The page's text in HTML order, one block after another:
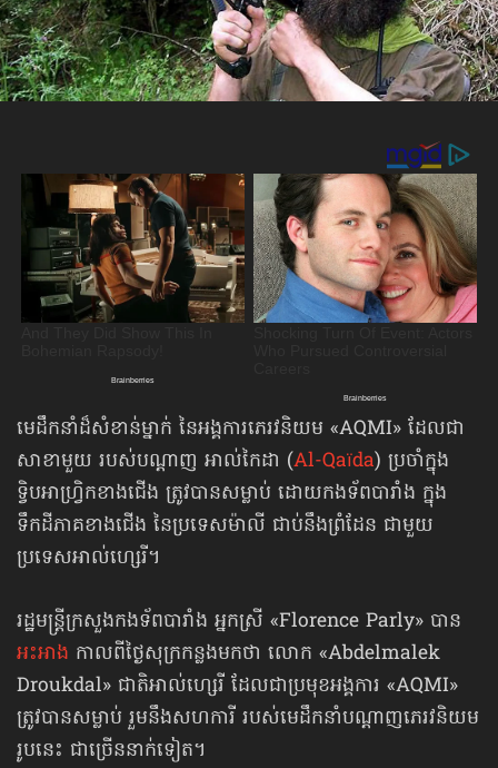
មេដឹកនាំដ៏សំខាន់ម្នាក់ នៃអង្គការភេរវនិយម «AQMI» ដែលជា
សាខាមួយ របស់បណ្ដាញ អាល់កៃដា (Al-Qaïda) ប្រចាំក្នុង
ទ្វិបអាហ្វ្រិកខាងជើង ត្រូវបានសម្លាប់ ដោយកងទ័ពបារាំង ក្នុង
ទឹកដីភាគខាងជើង នៃប្រទេសម៉ាលី ជាប់នឹងព្រំដែន ជាមួយ
ប្រទេសអាល់ហ្សេរី។
រដ្ឋមន្ត្រីក្រសួងកងទ័ពបារាំង អ្នកស្រី «Florence Parly» បាន
អះអាង កាលពីថ្ងៃសុក្រកន្លងមកថា លោក «Abdelmalek
Droukdal» ជាតិអាល់ហ្សេរី ដែលជាប្រមុខអង្គការ «AQMI»
ត្រូវបានសម្លាប់ រួមនឹងសហការី របស់មេដឹកនាំបណ្ដាញភេរវនិយម​
រូបនេះ ជាច្រើននាក់ទៀត។